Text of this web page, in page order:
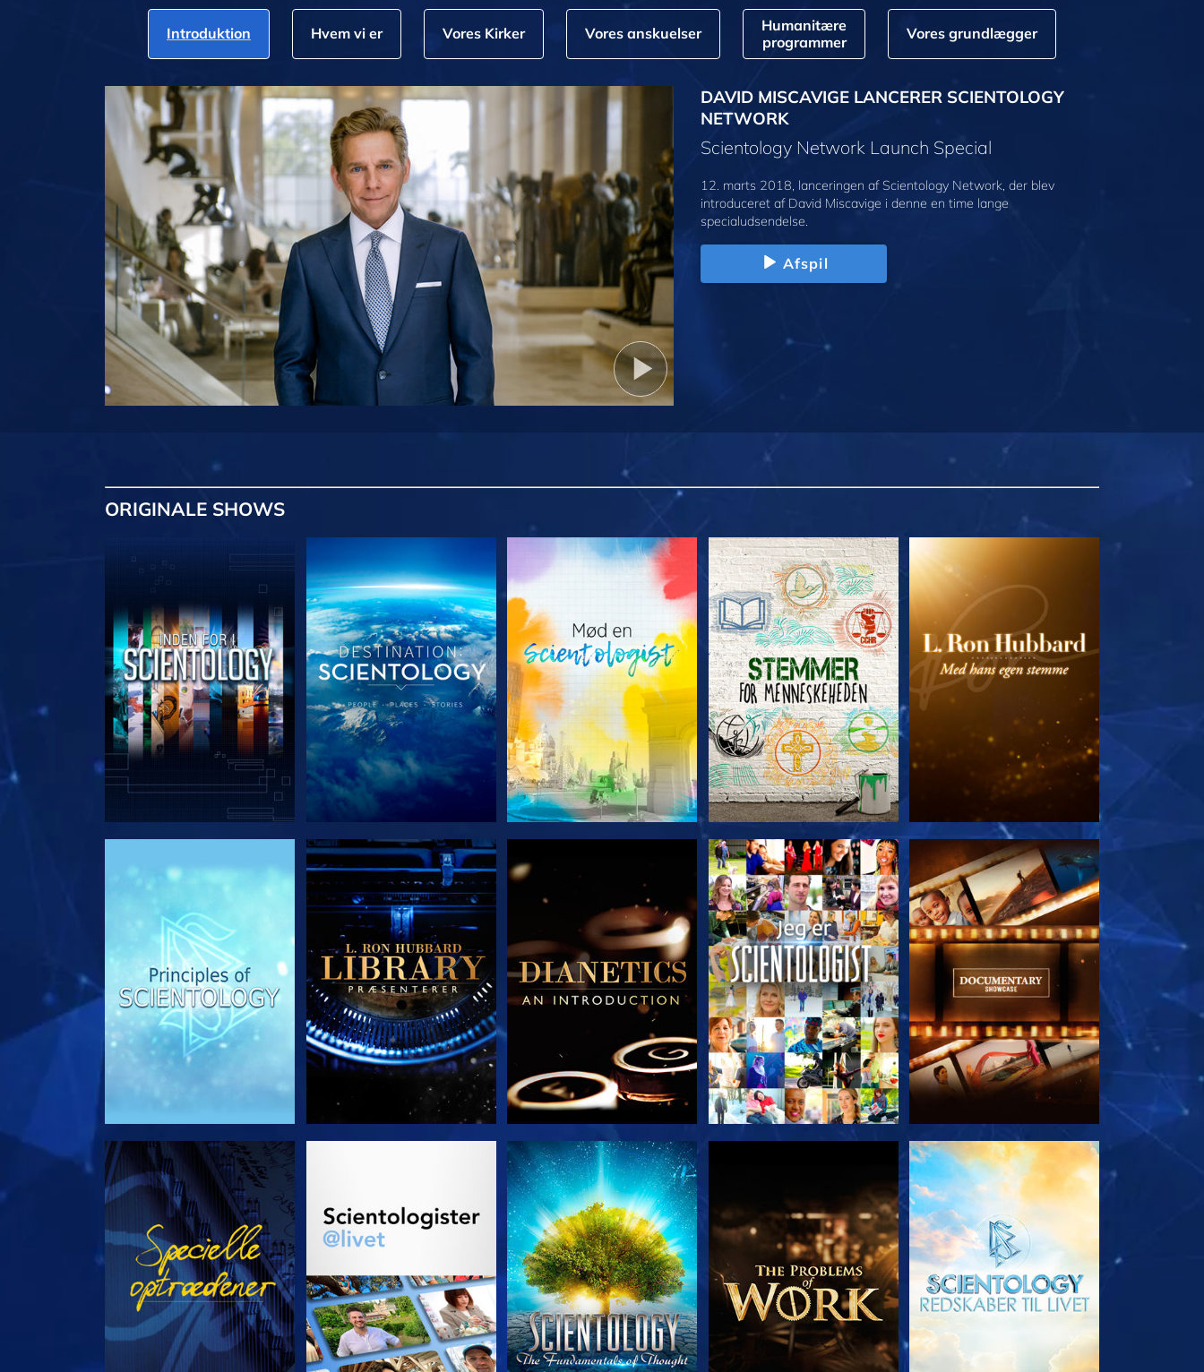
Introduktion Hvem vi er Vores Kirker Vores anskuelser
Humanitære
programmer
Vores grundlægger
DAVID MISCAVIGE LANCERER SCIENTOLOGY
NETWORK
Scientology Network Launch Special
12. marts 2018, lanceringen af Scientology Network, der blev
introduceret af David Miscavige i denne en time lange
specialudsendelse.
Afspil
ORIGINALE SHOWS
UDFORSK SERIEN UDFORSK SERIEN UDFORSK SERIEN UDFORSK SERIEN UDFORSK SERIEN
SE UDFORSK SERIEN